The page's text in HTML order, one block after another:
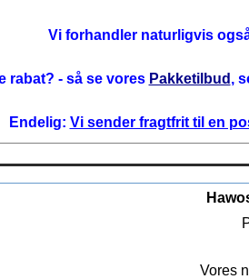
Vi forhandler naturligvis
rabat? - så se vores Pakketilbud ,
Endelig: Vi sender fragtfrit til en
Vores